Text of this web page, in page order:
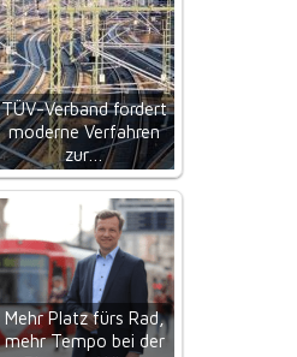
TÜV-Verband fordert
moderne Verfahren
zur…
Mehr Platz fürs Rad,
mehr Tempo bei der